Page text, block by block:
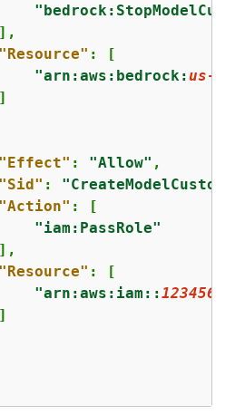
"Resource" : [
"arn:aws:bedrock:us-
"Effect" : "Allow" ,
"Sid" :
"Action" : [
"iam:PassRole"
"Resource" : [
"arn:aws:iam::